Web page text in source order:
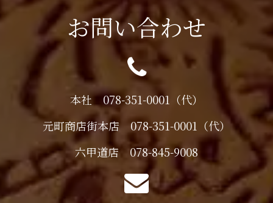
お問い合わせ
本社 078-351-0001（代）
元町商店街本店 078-351-0001（代）
六甲道店 078-845-9008